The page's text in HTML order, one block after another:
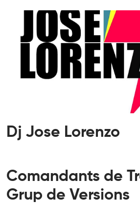
Dj Jose Lorenzo
Comandants de
Grup de Versions